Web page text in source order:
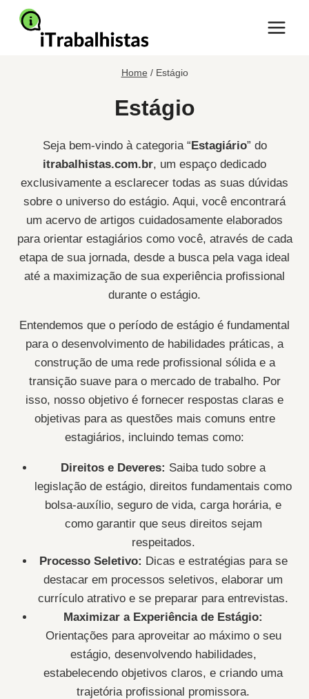
Pular
para
Home / Estágio
Estágio
Seja bem-vindo à categoria “Estagiário” do
itrabalhistas.com.br, um espaço dedicado
exclusivamente a esclarecer todas as suas dúvidas
sobre o universo do estágio. Aqui, você encontrará
um acervo de artigos cuidadosamente elaborados
para orientar estagiários como você, através de cada
etapa de sua jornada, desde a busca pela vaga ideal
até a maximização de sua experiência profissional
durante o estágio.
Entendemos que o período de estágio é fundamental
para o desenvolvimento de habilidades práticas, a
construção de uma rede profissional sólida e a
transição suave para o mercado de trabalho. Por
isso, nosso objetivo é fornecer respostas claras e
objetivas para as questões mais comuns entre
estagiários, incluindo temas como:
Direitos e Deveres: Saiba tudo sobre a
legislação de estágio, direitos fundamentais como
bolsa-auxílio, seguro de vida, carga horária, e
como garantir que seus direitos sejam
respeitados.
Processo Seletivo: Dicas e estratégias para se
destacar em processos seletivos, elaborar um
currículo atrativo e se preparar para entrevistas.
Maximizar a Experiência de Estágio:
Orientações para aproveitar ao máximo o seu
estágio, desenvolvendo habilidades,
estabelecendo objetivos claros, e criando uma
trajetória profissional promissora.